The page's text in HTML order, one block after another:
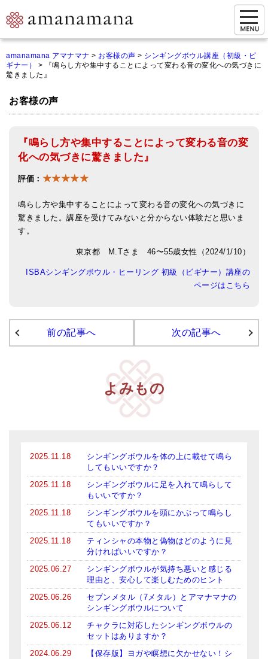
マイページ
ご来店予約（実店舗）
オンライン相談&購入
オンラインショップ
● 新・鍛造スペシャル
スティック・マレット・リング（台座）
アマナマナのティンシャ
プレミアム・ティンシャ（L・M）
ベーシック・ティンシャ（4種）
チベット・真マントラ香
お香定期購入（ラクとくサブスク）
チベット高僧のオラクルカード
ベル＆ドルジェ
amanamana アマナマナ > お客様の声 > シンギングボウル講座（初級・ビ
ギナー）
>
『鳴らし方や集中することによって変わる音の変化への気づきに
驚きました』
お客様の声
『鳴らし方や集中することによって変わる音の変
化への気づきに驚きました』
評価： ★★★★★
鳴らし方や集中することによって変わる音の変化への気づきに
驚きました。講座を受けてみないと分からない体験だと思いま
す。
東京都 M.Tさま 46〜55歳女性（2024/1/10）
ISBAシンギングボウル・ヒーリング 初級（ビギナー）講座の
ページはこちら
前の記事へ 次の記事へ
よみもの
2025.11.18
シンギングボウルを体の上に載せて鳴ら
してもいいですか？
2025.11.18
シンギングボウルに足を入れて鳴らして
もいいですか？
2025.11.18
シンギングボウルを頭にかぶって鳴らし
てもいいですか？
2025.11.18
ティンシャの本物と偽物はどのように見
分ければいいですか？
2025.06.27
シンギングボウルが気持ち悪いと感じる
理由と、安心して楽しむためのヒント
2025.06.26
セブンメタル（7メタル）とアマナマナの
シンギングボウルについて
2025.06.12
チャクラに対応したシンギングボウルの
セットはありますか？
2024.06.29
【保存版】ヨガや瞑想に欠かせない！シ